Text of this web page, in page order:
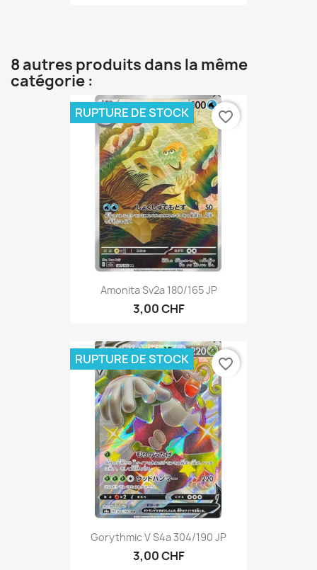
8 autres produits dans la même
catégorie :
Amonita Sv2a 180/165 JP
3,00 CHF
RUPTURE DE STOCK favorite_border
Gorythmic V S4a 304/190 JP
3,00 CHF
RUPTURE DE STOCK favorite_border